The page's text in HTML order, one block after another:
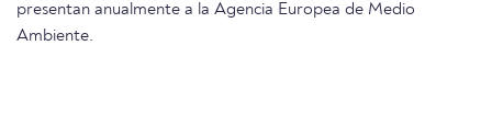
presentan anualmente a la Agencia Europea de Medio
Ambiente.